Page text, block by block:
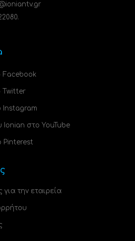
Facebook
Twitter
Instagram
Ionian στο YouTube
Pinterest
για την εταιρεία